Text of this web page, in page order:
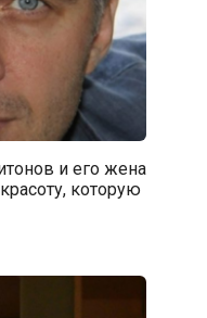
и его жена
которую